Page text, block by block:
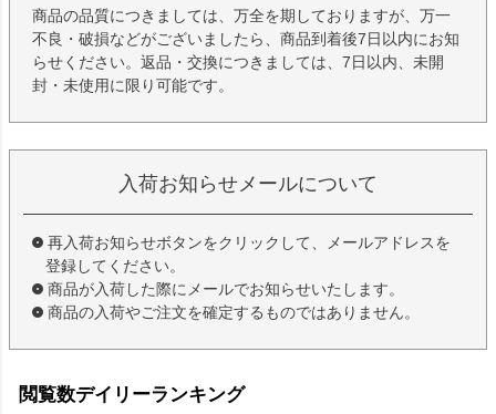
商品の品質につきましては、万全を期しておりますが、万一
不良・破損などがございましたら、商品到着後7日以内にお知
らせください。返品・交換につきましては、7日以内、未開
封・未使用に限り可能です。
入荷お知らせメールについて
再入荷お知らせボタンをクリックして、メールアドレスを
登録してください。
商品が入荷した際にメールでお知らせいたします。
商品の入荷やご注文を確定するものではありません。
閲覧数デイリーランキング